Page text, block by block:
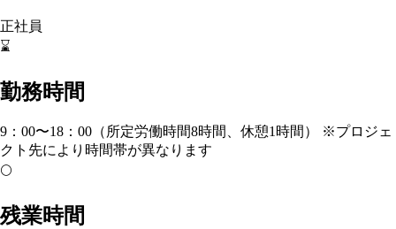
正社員
⌛
勤務時間
9：00〜18：00（所定労働時間8時間、休憩1時間） ※プロジェ
クト先により時間帯が異なります
🌕
残業時間